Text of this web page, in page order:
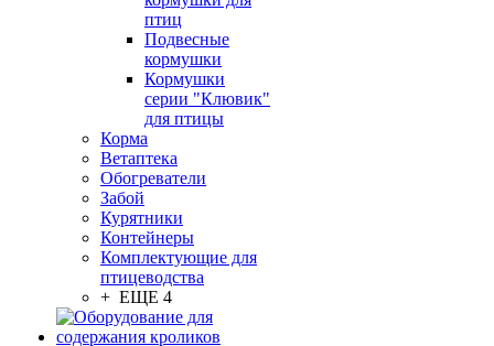
птиц
Подвесные
кормушки
Кормушки
серии "Клювик"
для птицы
Корма
Ветаптека
Обогреватели
Забой
Курятники
Контейнеры
Комплектующие для
птицеводства
+ ЕЩЕ 4